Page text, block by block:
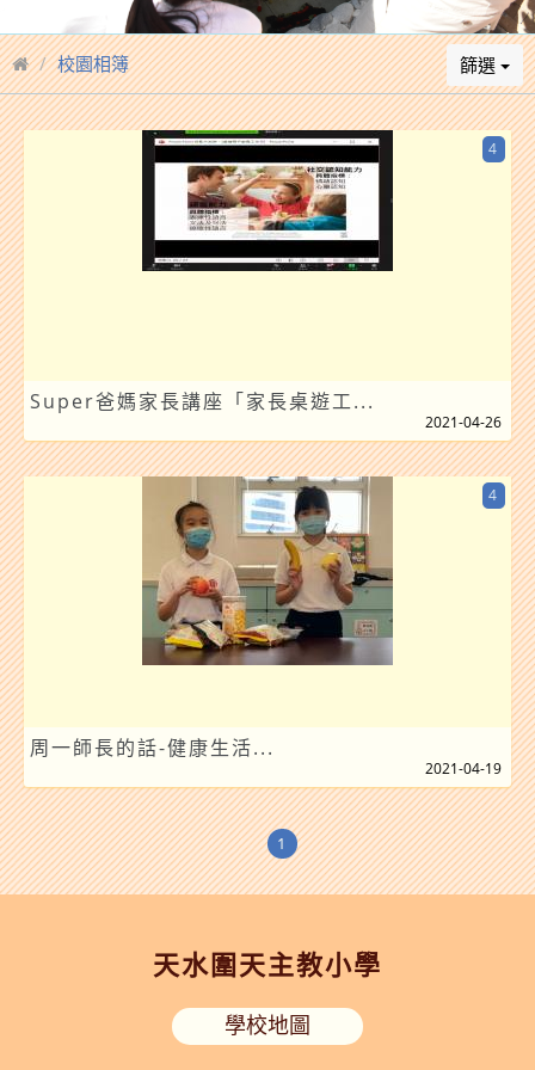
校園相簿 篩選
Super爸媽家長講座「家長桌遊工...
4
2021-04-26
周一師長的話-健康生活...
4
2021-04-19
1
天水圍天主教小學
學校地圖